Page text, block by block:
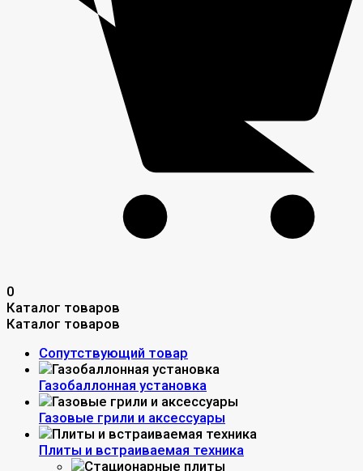
0
Каталог товаров
Каталог товаров
Сопутствующий товар
Газобаллонная установка
Газовые грили и аксессуары
Плиты и встраиваемая техника